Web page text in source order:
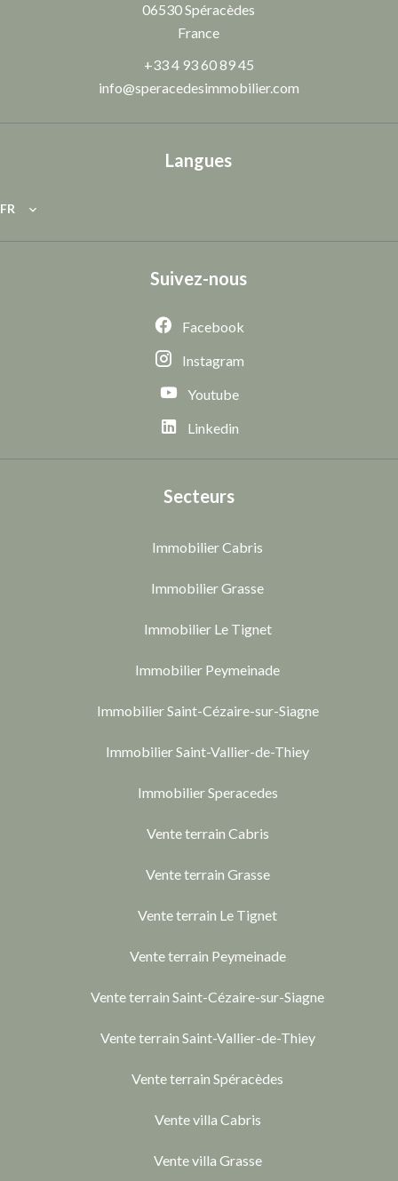
06530Spéracèdes
France
+33 4 93 60 89 45
info@speracedesimmobilier.com
Langues
FR
Suivez-nous
Facebook
Instagram
Youtube
Linkedin
Secteurs
Immobilier Cabris
Immobilier Grasse
Immobilier Le Tignet
Immobilier Peymeinade
Immobilier Saint-Cézaire-sur-Siagne
Immobilier Saint-Vallier-de-Thiey
Immobilier Speracedes
Vente terrain Cabris
Vente terrain Grasse
Vente terrain Le Tignet
Vente terrain Peymeinade
Vente terrain Saint-Cézaire-sur-Siagne
Vente terrain Saint-Vallier-de-Thiey
Vente terrain Spéracèdes
Vente villa Cabris
Vente villa Grasse